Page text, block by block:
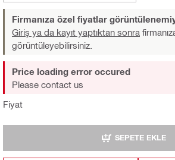
Firmanıza özel fiyatlar
Giriş ya da kayıt yaptıktan sonra
görüntüleyebilirsiniz.
Fiyat
Price loading error occured
Please contact us
SEPETE EKLE